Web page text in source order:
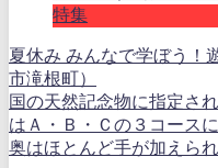
特集
夏休み みんなで学ぼう！
市滝根町）
国の天然記念物に指定さ
はＡ・Ｂ・Ｃの３コース
奥はほとんど手が加えら